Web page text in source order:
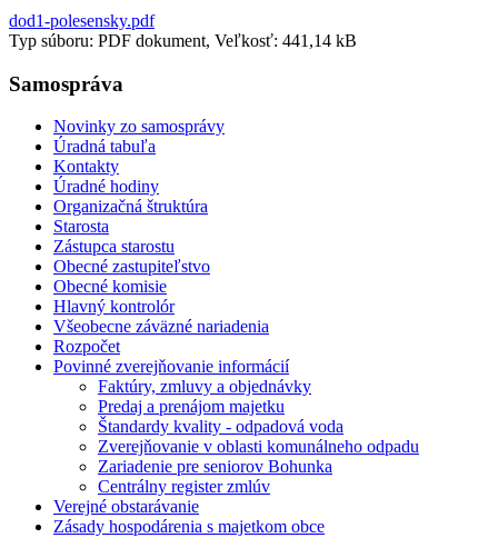
dod1-polesensky.pdf
Typ súboru: PDF dokument, Veľkosť: 441,14 kB
Samospráva
Novinky zo samosprávy
Úradná tabuľa
Kontakty
Úradné hodiny
Organizačná štruktúra
Starosta
Zástupca starostu
Obecné zastupiteľstvo
Obecné komisie
Hlavný kontrolór
Všeobecne záväzné nariadenia
Rozpočet
Povinné zverejňovanie informácií
Faktúry, zmluvy a objednávky
Predaj a prenájom majetku
Štandardy kvality - odpadová voda
Zverejňovanie v oblasti komunálneho odpadu
Zariadenie pre seniorov Bohunka
Centrálny register zmlúv
Verejné obstarávanie
Zásady hospodárenia s majetkom obce